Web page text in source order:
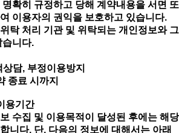
확히 규정하고 당해 계약내용을 서면 또
이용자의 권익을 보호하고 있습니다.
탁 처리 기관 및 위탁되는 개인정보와 그
습니다.
담, 부정이용방지
종료 시까지
용기간
수집 및 이용목적이 달성된 후에는 해당
니다. 단, 다음의 정보에 대해서는 아래